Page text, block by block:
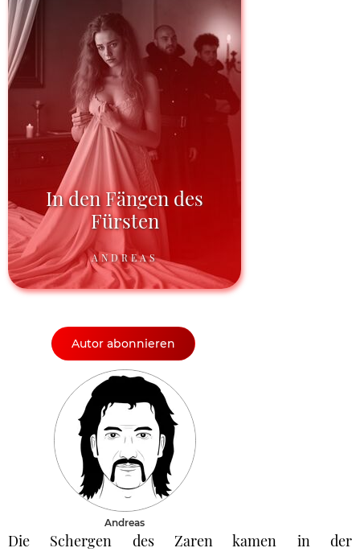
In den Fängen des
Fürsten
ANDREAS
Autor abonnieren
Andreas
Die Schergen des Zaren kamen in der